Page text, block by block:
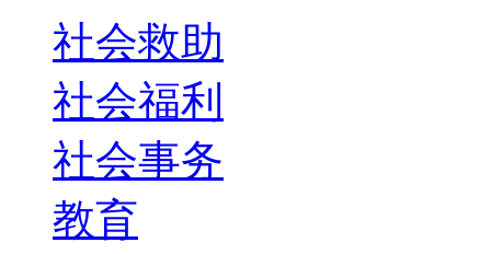
社会救助
社会福利
社会事务
教育